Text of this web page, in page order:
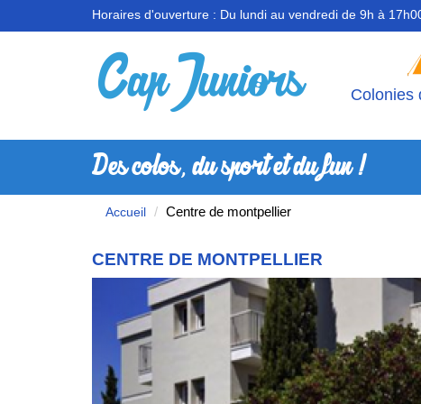
Horaires d'ouverture : Du lundi au vendredi de 9h à
Colonies
Des colos, du sport et du fun !
Accueil Centre de montpellier
CENTRE DE MONTPELLIER